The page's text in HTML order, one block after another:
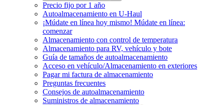
Precio fijo por 1 año
Autoalmacenamiento en U-Haul
¡Múdate en línea hoy mismo! Múdate en línea:
comenzar
Almacenamiento con control de temperatura
Almacenamiento para RV, vehículo y bote
Guía de tamaños de autoalmacenamiento
Acceso en vehículo/Almacenamiento en exteriores
Pagar mi factura de almacenamiento
Preguntas frecuentes
Consejos de autoalmacenamiento
Suministros de almacenamiento